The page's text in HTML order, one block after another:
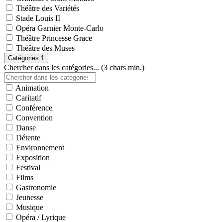
Théâtre des Variétés
Stade Louis II
Opéra Garnier Monte-Carlo
Théâtre Princesse Grace
Théâtre des Muses
Catégories 1
Chercher dans les catégories... (3 chars min.)
Animation
Caritatif
Conférence
Convention
Danse
Détente
Environnement
Exposition
Festival
Films
Gastronomie
Jeunesse
Musique
Opéra / Lyrique